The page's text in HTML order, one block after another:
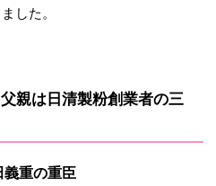
した。
親は日清製粉創業者の三
義重の重臣